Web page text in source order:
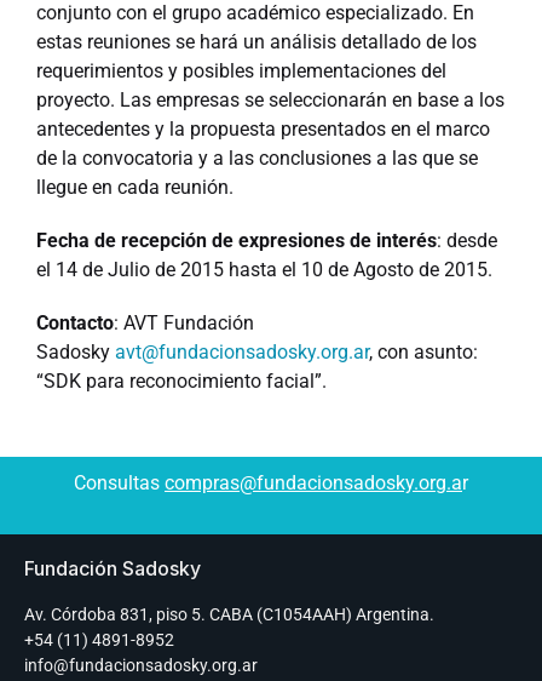
conjunto con el grupo académico especializado. En
estas reuniones se hará un análisis detallado de los
requerimientos y posibles implementaciones del
proyecto. Las empresas se seleccionarán en base a los
antecedentes y la propuesta presentados en el marco
de la convocatoria y a las conclusiones a las que se
llegue en cada reunión.
Fecha de recepción de expresiones de interés: desde
el 14 de Julio de 2015 hasta el 10 de Agosto de 2015.
Contacto: AVT Fundación
Sadosky avt@fundacionsadosky.org.ar, con asunto:
“SDK para reconocimiento facial”.
Consultas compras@fundacionsadosky.org.ar
Fundación Sadosky
Av. Córdoba 831, piso 5. CABA (C1054AAH) Argentina.
+54 (11) 4891-8952
info@fundacionsadosky.org.ar